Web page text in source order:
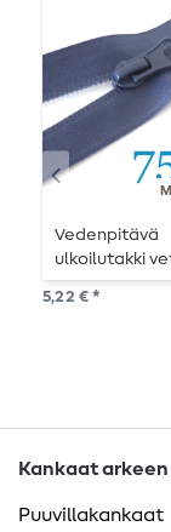
Vedenpitävä
ulkoilutakki
jaettavissa 75
5,22 € *
Kankaat arkeen
Puuvillakankaat